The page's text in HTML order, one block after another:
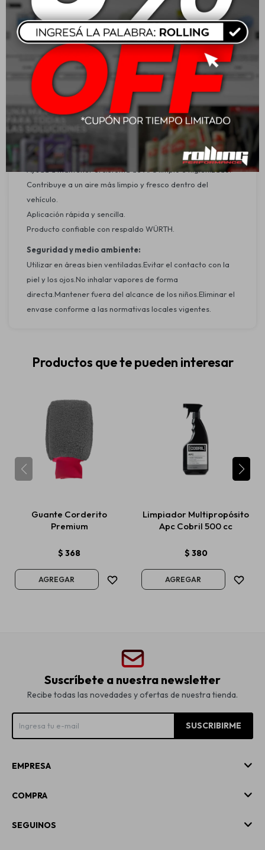
Contenido: 200 ml.
Peso del contenido: 0,2 kg.
Densidad: 0,91 g/cm³.
Vida útil desde la producción: 12 meses.
Aplicación:
Indicado para la limpieza del sistema de aire
acondicionado del vehículo en general.Aplicar siguiendo
las instrucciones del fabricante para asegurar una
correcta limpieza e higiene del sistema.
Beneficios:
Ayuda a mantener el sistema de A/C limpio e higienizado.
Contribuye a un aire más limpio y fresco dentro del
vehículo.
Aplicación rápida y sencilla.
Producto confiable con respaldo WÜRTH.
Seguridad y medio ambiente:
Utilizar en áreas bien ventiladas.Evitar el contacto con la
piel y los ojos.No inhalar vapores de forma
directa.Mantener fuera del alcance de los niños.Eliminar el
envase conforme a las normativas locales vigentes.
Productos que te pueden interesar
Guante Corderito
Premium
$ 368
Limpiador Multipropósito
Apc Cobril 500 cc
$ 380
Suscríbete a nuestra newsletter
Recibe todas las novedades y ofertas de nuestra tienda.
SUSCRIBIRME
EMPRESA
COMPRA
SEGUINOS